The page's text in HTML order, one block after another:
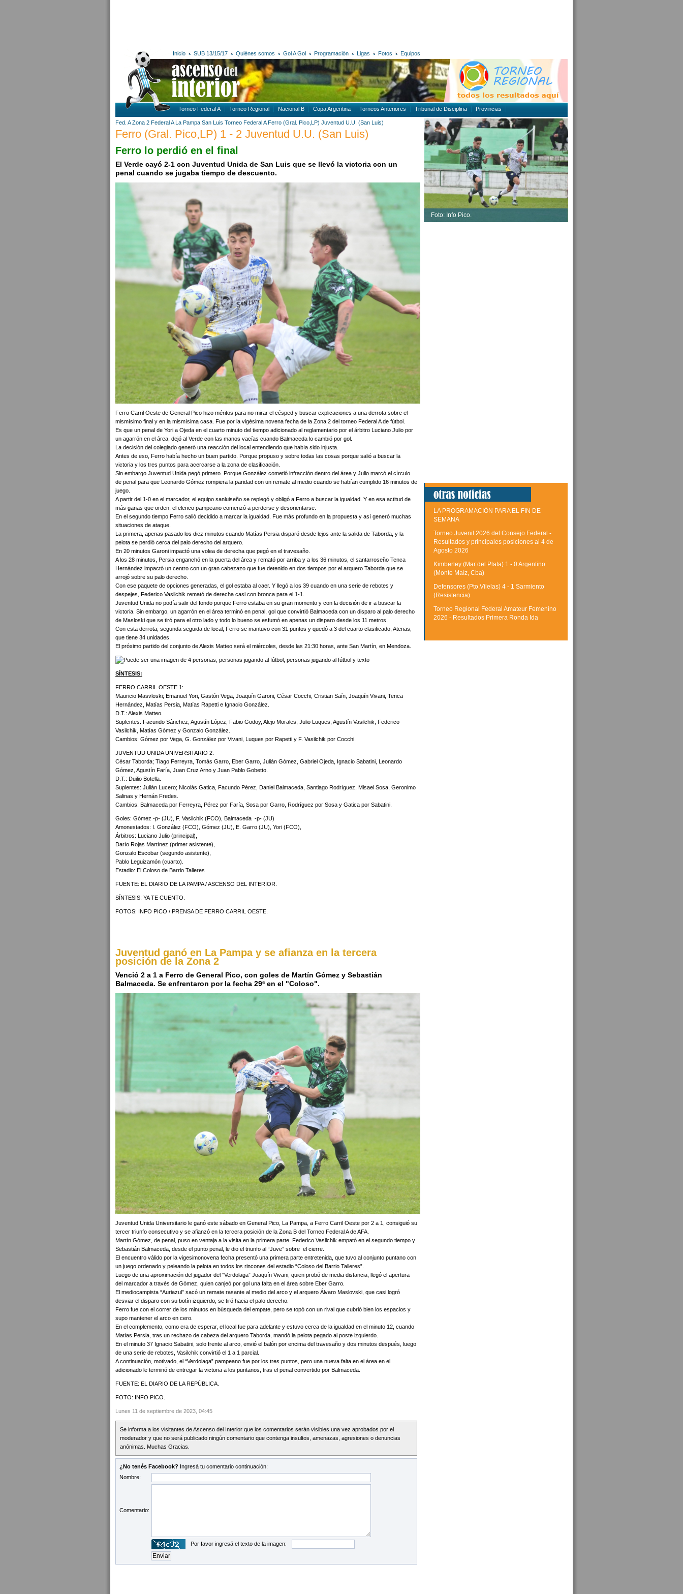
Inicio SUB 13/15/17 Quiénes somos Gol A Gol Programación Ligas Fotos Equipos
Torneo Federal A Torneo Regional Nacional B Copa Argentina Torneos Anteriores Tribunal de Disciplina Provincias
Fed. A Zona 2 Federal A La Pampa San Luis Torneo Federal A Ferro (Gral. Pico,LP) Juventud U.U. (San Luis)
Ferro (Gral. Pico,LP) 1 - 2 Juventud U.U. (San Luis)
Ferro lo perdió en el final
El Verde cayó 2-1 con Juventud Unida de San Luis que se llevó la victoria con un
penal cuando se jugaba tiempo de descuento.
Ferro Carril Oeste de General Pico hizo méritos para no mirar el césped y buscar explicaciones a una derrota sobre el
mismísimo final y en la mismísima casa. Fue por la vigésima novena fecha de la Zona 2 del torneo Federal A de fútbol.
Es que un penal de Yori a Ojeda en el cuarto minuto del tiempo adicionado al reglamentario por el árbitro Luciano Julio por
un agarrón en el área, dejó al Verde con las manos vacías cuando Balmaceda lo cambió por gol.
La decisión del colegiado generó una reacción del local entendiendo que había sido injusta.
Antes de eso, Ferro había hecho un buen partido. Porque propuso y sobre todas las cosas porque salió a buscar la
victoria y los tres puntos para acercarse a la zona de clasificación.
Sin embargo Juventud Unida pegó primero. Porque González cometió infracción dentro del área y Julio marcó el círculo
de penal para que Leonardo Gómez rompiera la paridad con un remate al medio cuando se habían cumplido 16 minutos de
juego.
A partir del 1-0 en el marcador, el equipo sanluiseño se replegó y obligó a Ferro a buscar la igualdad. Y en esa actitud de
más ganas que orden, el elenco pampeano comenzó a perderse y desorientarse.
En el segundo tiempo Ferro salió decidido a marcar la igualdad. Fue más profundo en la propuesta y así generó muchas
situaciones de ataque.
La primera, apenas pasado los diez minutos cuando Matías Persia disparó desde lejos ante la salida de Taborda, y la
pelota se perdió cerca del palo derecho del arquero.
En 20 minutos Garoni impactó una volea de derecha que pegó en el travesaño.
A los 28 minutos, Persia enganchó en la puerta del área y remató por arriba y a los 36 minutos, el santarroseño Tenca
Hernández impactó un centro con un gran cabezazo que fue detenido en dos tiempos por el arquero Taborda que se
arrojó sobre su palo derecho.
Con ese paquete de opciones generadas, el gol estaba al caer. Y llegó a los 39 cuando en una serie de rebotes y
despejes, Federico Vasilchik remató de derecha casi con bronca para el 1-1.
Juventud Unida no podía salir del fondo porque Ferro estaba en su gran momento y con la decisión de ir a buscar la
victoria. Sin embargo, un agarrón en el área terminó en penal, gol que convirtió Balmaceda con un disparo al palo derecho
de Masloski que se tiró para el otro lado y todo lo bueno se esfumó en apenas un disparo desde los 11 metros.
Con esta derrota, segunda seguida de local, Ferro se mantuvo con 31 puntos y quedó a 3 del cuarto clasificado, Atenas,
que tiene 34 unidades.
El próximo partido del conjunto de Alexis Matteo será el miércoles, desde las 21:30 horas, ante San Martín, en Mendoza.
SÍNTESIS:
FERRO CARRIL OESTE 1:
Mauricio Masvloski; Emanuel Yori, Gastón Vega, Joaquín Garoni, César Cocchi, Cristian Saín, Joaquín Vivani, Tenca
Hernández, Matías Persia, Matías Rapetti e Ignacio González.
D.T.: Alexis Matteo.
Suplentes: Facundo Sánchez; Agustín López, Fabio Godoy, Alejo Morales, Julio Luques, Agustín Vasilchik, Federico
Vasilchik, Matías Gómez y Gonzalo González.
Cambios: Gómez por Vega, G. González por Vivani, Luques por Rapetti y F. Vasilchik por Cocchi.
JUVENTUD UNIDA UNIVERSITARIO 2:
César Taborda; Tiago Ferreyra, Tomás Garro, Eber Garro, Julián Gómez, Gabriel Ojeda, Ignacio Sabatini, Leonardo
Gómez, Agustín Faría, Juan Cruz Arno y Juan Pablo Gobetto.
D.T.: Duilio Botella.
Suplentes: Julián Lucero; Nicolás Gatica, Facundo Pérez, Daniel Balmaceda, Santiago Rodríguez, Misael Sosa, Geronimo
Salinas y Hernán Fredes.
Cambios: Balmaceda por Ferreyra, Pérez por Faría, Sosa por Garro, Rodríguez por Sosa y Gatica por Sabatini.
Goles: Gómez -p- (JU), F. Vasilchik (FCO), Balmaceda -p- (JU)
Amonestados: I. González (FCO), Gómez (JU), E. Garro (JU), Yori (FCO),
Árbitros: Luciano Julio (principal),
Darío Rojas Martínez (primer asistente),
Gonzalo Escobar (segundo asistente),
Pablo Leguizamón (cuarto).
Estadio: El Coloso de Barrio Talleres
FUENTE: EL DIARIO DE LA PAMPA / ASCENSO DEL INTERIOR.
SÍNTESIS: YA TE CUENTO.
FOTOS: INFO PICO / PRENSA DE FERRO CARRIL OESTE.
Juventud ganó en La Pampa y se afianza en la tercera
posición de la Zona 2
Venció 2 a 1 a Ferro de General Pico, con goles de Martín Gómez y Sebastián
Balmaceda. Se enfrentaron por la fecha 29ª en el "Coloso".
Juventud Unida Universitario le ganó este sábado en General Pico, La Pampa, a Ferro Carril Oeste por 2 a 1, consiguió su
tercer triunfo consecutivo y se afianzó en la tercera posición de la Zona B del Torneo Federal A de AFA.
Martín Gómez, de penal, puso en ventaja a la visita en la primera parte. Federico Vasilchik empató en el segundo tiempo y
Sebastián Balmaceda, desde el punto penal, le dio el triunfo al “Juve” sobre el cierre.
El encuentro válido por la vigesimonovena fecha presentó una primera parte entretenida, que tuvo al conjunto puntano con
un juego ordenado y peleando la pelota en todos los rincones del estadio “Coloso del Barrio Talleres”.
Luego de una aproximación del jugador del “Verdolaga” Joaquín Vivani, quien probó de media distancia, llegó el apertura
del marcador a través de Gómez, quien canjeó por gol una falta en el área sobre Eber Garro.
El mediocampista “Auriazul” sacó un remate rasante al medio del arco y el arquero Álvaro Maslovski, que casi logró
desviar el disparo con su botín izquierdo, se tiró hacia el palo derecho.
Ferro fue con el correr de los minutos en búsqueda del empate, pero se topó con un rival que cubrió bien los espacios y
supo mantener el arco en cero.
En el complemento, como era de esperar, el local fue para adelante y estuvo cerca de la igualdad en el minuto 12, cuando
Matías Persia, tras un rechazo de cabeza del arquero Taborda, mandó la pelota pegado al poste izquierdo.
En el minuto 37 Ignacio Sabatini, solo frente al arco, envió el balón por encima del travesaño y dos minutos después, luego
de una serie de rebotes, Vasilchik convirtió el 1 a 1 parcial.
A continuación, motivado, el “Verdolaga” pampeano fue por los tres puntos, pero una nueva falta en el área en el
adicionado le terminó de entregar la victoria a los puntanos, tras el penal convertido por Balmaceda.
FUENTE: EL DIARIO DE LA REPÚBLICA.
FOTO: INFO PICO.
Lunes 11 de septiembre de 2023, 04:45
Se informa a los visitantes de Ascenso del Interior que los comentarios serán visibles una vez aprobados por el
moderador y que no será publicado ningún comentario que contenga insultos, amenazas, agresiones o denuncias
anónimas. Muchas Gracias.
¿No tenés Facebook? Ingresá tu comentario continuación:
Nombre:
Comentario:
Por favor ingresá el texto de la imagen:
Foto: Info Pico.
LA PROGRAMACIÓN PARA EL FIN DE
SEMANA
Torneo Juvenil 2026 del Consejo Federal -
Resultados y principales posiciones al 4 de
Agosto 2026
Kimberley (Mar del Plata) 1 - 0 Argentino
(Monte Maíz, Cba)
Defensores (Pto.Vilelas) 4 - 1 Sarmiento
(Resistencia)
Torneo Regional Federal Amateur Femenino
2026 - Resultados Primera Ronda Ida